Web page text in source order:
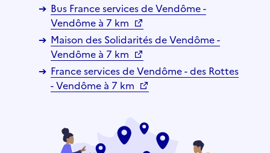
Bus France services de Vendôme -
Vendôme à 7 km
Maison des Solidarités de Vendôme -
Vendôme à 7 km
France services de Vendôme - des Rottes
- Vendôme à 7 km